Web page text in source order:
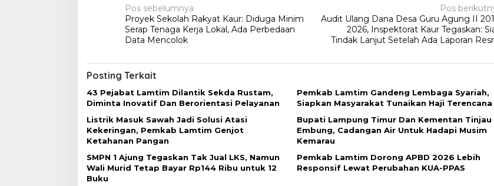
N
a
v
i
g
a
s
i
p
o
s
Pos sebelumnya
Proyek Sekolah Rakyat Kaur: Diduga Minim
Serap Tenaga Kerja Lokal, Ada Perbedaan
Data Mencolok
Pos
Audit Ulang Dana Desa Guru Agung II
2026, Inspektorat Kaur Tegaskan:
Tindak Lanjut Setelah Ada Laporan
Posting Terkait
43 Pejabat Lamtim Dilantik Sekda Rustam,
Diminta Inovatif Dan Berorientasi Pelayanan
Pemkab Lamtim Gandeng Lembaga Syariah,
Siapkan Masyarakat Tunaikan Haji Terencana
Listrik Masuk Sawah Jadi Solusi Atasi
Kekeringan, Pemkab Lamtim Genjot
Ketahanan Pangan
Bupati Lampung Timur Dan Kementan Tinjau
Embung, Cadangan Air Untuk Hadapi Musim
Kemarau
SMPN 1 Ajung Tegaskan Tak Jual LKS, Namun
Wali Murid Tetap Bayar Rp144 Ribu untuk 12
Buku
Pemkab Lamtim Dorong APBD 2026 Lebih
Responsif Lewat Perubahan KUA-PPAS